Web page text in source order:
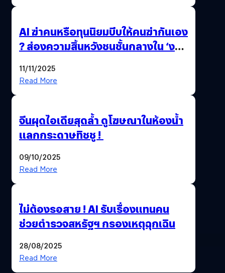
AI ฆ่าคนหรือทุนนิยมบีบให้คนฆ่ากันเอง
? ส่องความสิ้นหวังชนชั้นกลางใน ‘งาน
11/11/2025
Read More
จีนผุดไอเดียสุดล้ำ ดูโฆษณาในห้องน้ำ
แลกกระดาษทิชชู !
09/10/2025
Read More
ไม่ต้องรอสาย ! AI รับเรื่องแทนคน
ช่วยตำรวจสหรัฐฯ กรองเหตุฉุกเฉิน
28/08/2025
Read More